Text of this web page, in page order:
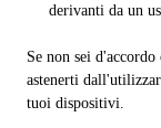
derivanti da un
Se non sei
astenerti
tuoi dispositivi.